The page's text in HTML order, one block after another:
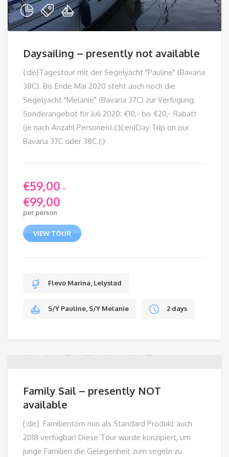
Daysailing – presently not available
{:de}Tagestour mit der Segelyacht "Pauline" (Bavaria
38C). Bis Ende Mai 2020 steht auch noch die
Segelyacht "Melanie" (Bavaria 37C) zur Verfügung.
Sonderangebot für Juli 2020: €10,- bis €20,- Rabatt
(je nach Anzahl Personen).{:}{:en}Day Trip on our
Bavaria 37C oder 38C.{:}
€59,00 –
€99,00
€59,00
through
per person
VIEW TOUR
Flevo Marina, Lelystad
S/Y Pauline, S/Y Melanie 2 days
Family Sail – presently NOT
available
[:de] Familientörn nun als Standard Produkt auch
2018 verfügbar! Diese Tour wurde konzipiert, um
junge Familien die Gelegenheit zum segeln zu